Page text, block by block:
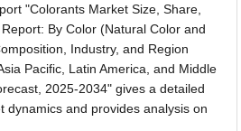
"Colorants Market Size, Share,
By Color (Natural Color and
Industry, and Region
Pacific, Latin America, and Middle
2025-2034" gives a detailed
dynamics and provides analysis on